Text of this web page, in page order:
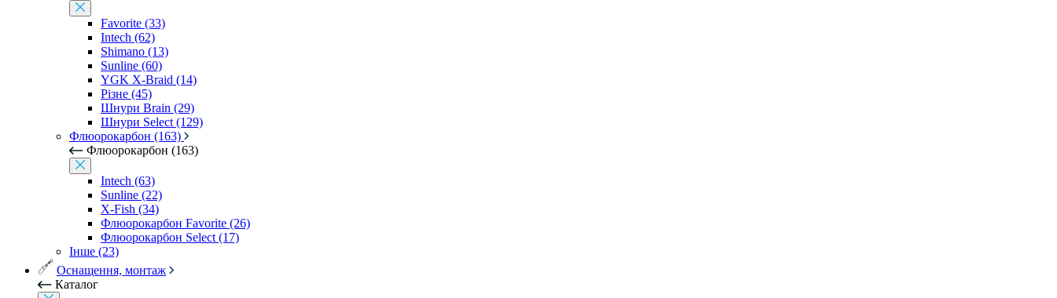
Favorite (33)
Intech (62)
Shimano (13)
Sunline (60)
YGK X-Braid (14)
Різне (45)
Шнури Brain (29)
Шнури Select (129)
Флюорокарбон (163)
Флюорокарбон (163)
Intech (63)
Sunline (22)
X-Fish (34)
Флюорокарбон Favorite (26)
Флюорокарбон Select (17)
Інше (23)
Оснащення, монтаж
Каталог